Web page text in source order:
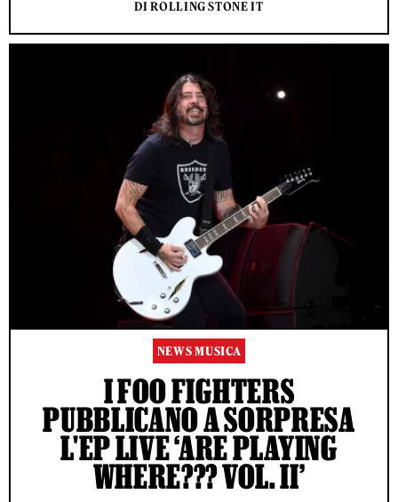
DI ROLLING STONE IT
NEWS MUSICA
I FOO FIGHTERS
PUBBLICANO A SORPRESA
L'EP LIVE ‘ARE PLAYING
WHERE??? VOL. II’